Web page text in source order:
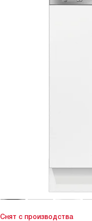
Снят с производства